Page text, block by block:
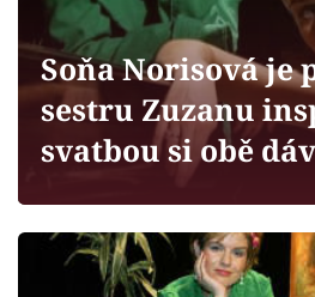
Sledujte prima+
Filmový festival
Mámy sobě
Soňa Norisová je
sestru Zuzanu
svatbou si obě